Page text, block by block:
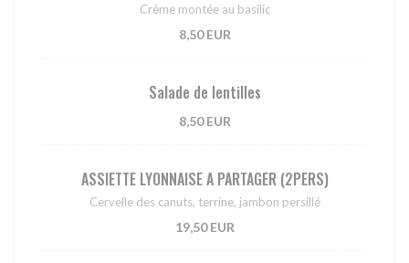
Crème montée au basilic
8,50 EUR
Salade de lentilles
8,50 EUR
ASSIETTE LYONNAISE A PARTAGER (2PERS)
Cervelle des canuts, terrine, jambon persillé
19,50 EUR